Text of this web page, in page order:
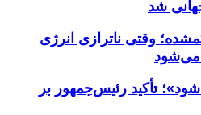
شد
گمشده؛ وقتی ناترازی انرژی
می‌شود
تأکید رئیس‌جمهور بر